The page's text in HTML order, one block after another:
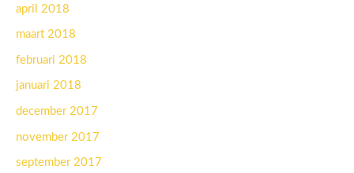
april 2018
maart 2018
februari 2018
januari 2018
december 2017
november 2017
september 2017